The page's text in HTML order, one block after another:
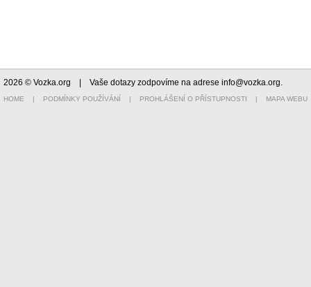
2026 © Vozka.org | Vaše dotazy zodpovíme na adrese info@vozka.org.
HOME | PODMÍNKY POUŽÍVÁNÍ | PROHLÁŠENÍ O PŘÍSTUPNOSTI | MAPA WEBU